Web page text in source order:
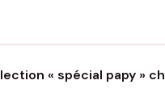
« spécial papy »